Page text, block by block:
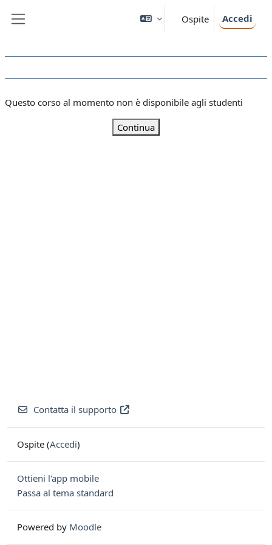
Ospite Accedi
Questo corso al momento non è disponibile agli studenti
Continua
Contatta il supporto
Ospite (Accedi)
Ottieni l'app mobile
Passa al tema standard
Powered by Moodle